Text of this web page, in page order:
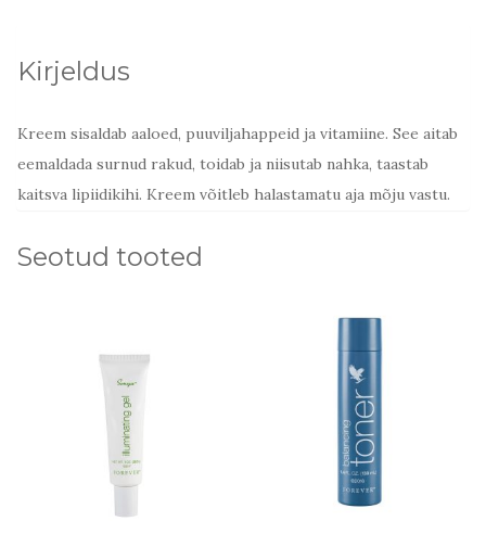
Kirjeldus
Kreem sisaldab aaloed, puuviljahappeid ja vitamiine. See aitab
eemaldada surnud rakud, toidab ja niisutab nahka, taastab
kaitsva lipiidikihi. Kreem võitleb halastamatu aja mõju vastu.
Seotud tooted